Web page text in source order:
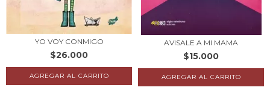
YO VOY CONMIGO
$26.000
AVISALE A MI MAMA
$15.000